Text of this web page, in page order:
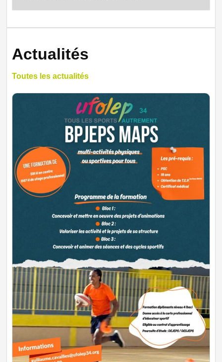
Actualités
Toutes les actualités